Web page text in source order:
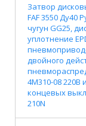
Затвор
FAF 3550 Ду40
чугун GG25,
уплотнение
двойного
4M310-08 220В
концевых
210N